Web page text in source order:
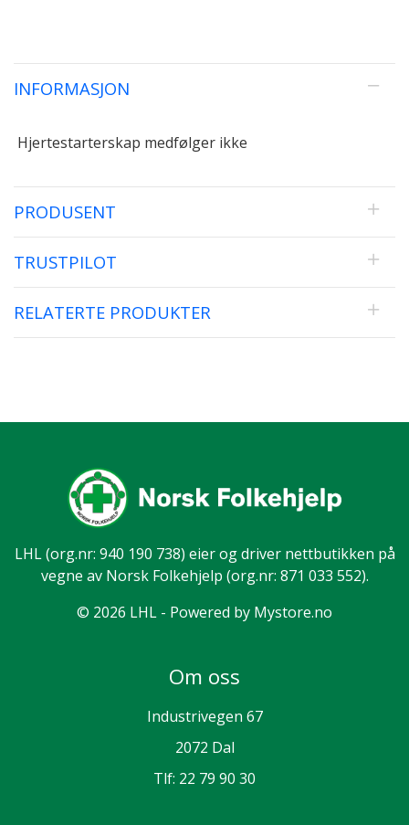
INFORMASJON
Hjertestarterskap medfølger ikke
PRODUSENT
TRUSTPILOT
RELATERTE PRODUKTER
LHL(org.nr: 940 190 738) eier og driver nettbutikken på
vegne av Norsk Folkehjelp (org.nr: 871 033 552).
© 2026 LHL - Powered by Mystore.no
Om oss
Industrivegen 67
2072 Dal
Tlf: 22 79 90 30